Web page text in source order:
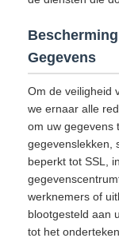
Gegevens
Om de veiligheid
we ernaar alle
om uw gegevens
gegevenslekken,
beperkt tot SSL,
werknemers of
blootgesteld aan
tot het